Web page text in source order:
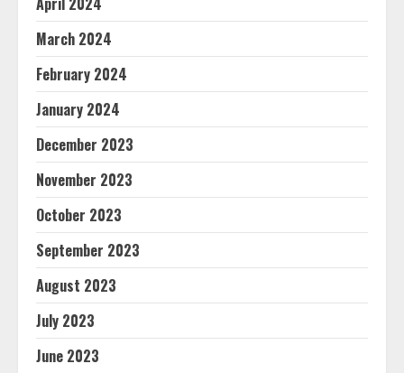
March 2024
February 2024
January 2024
December 2023
November 2023
October 2023
September 2023
August 2023
July 2023
June 2023